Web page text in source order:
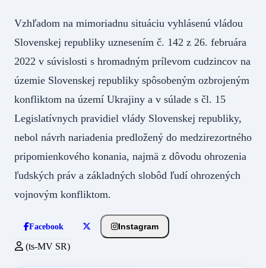
Vzhľadom na mimoriadnu situáciu vyhlásenú vládou
Slovenskej republiky uznesením č. 142 z 26. februára
2022 v súvislosti s hromadným prílevom cudzincov na
územie Slovenskej republiky spôsobeným ozbrojeným
konfliktom na území Ukrajiny a v súlade s čl. 15
Legislatívnych pravidiel vlády Slovenskej republiky,
nebol návrh nariadenia predložený do medzirezortného
pripomienkového konania, najmä z dôvodu ohrozenia
ľudských práv a základných slobôd ľudí ohrozených
vojnovým konfliktom.
Facebook Instagram
(ts-MV SR)